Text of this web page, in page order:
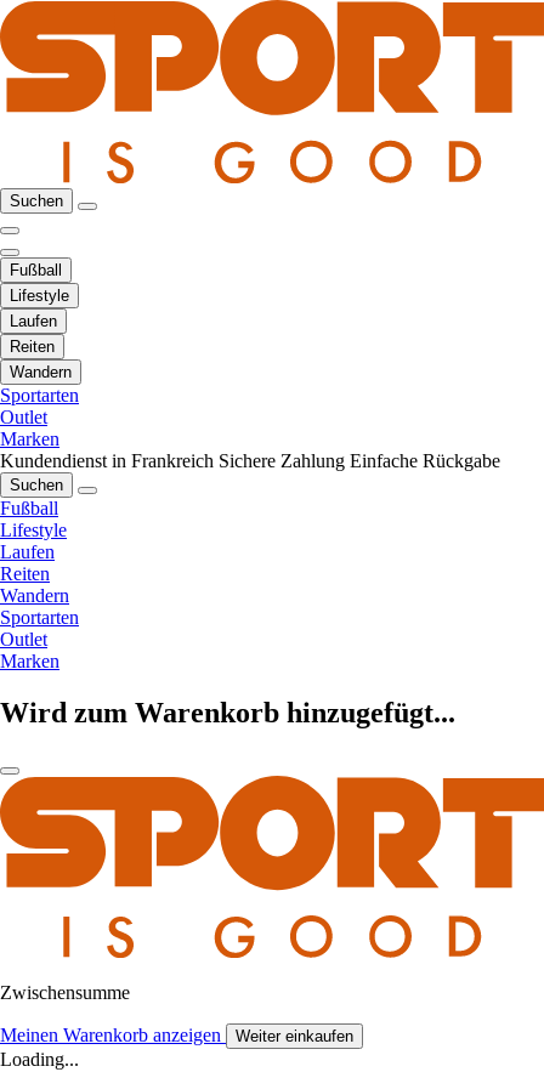
Suchen
Fußball
Lifestyle
Laufen
Reiten
Wandern
Sportarten
Outlet
Marken
Kundendienst in Frankreich Sichere Zahlung Einfache Rückgabe
Suchen
Fußball
Lifestyle
Laufen
Reiten
Wandern
Sportarten
Outlet
Marken
Wird zum Warenkorb hinzugefügt...
Zwischensumme
Meinen Warenkorb anzeigen Weiter einkaufen
Loading...